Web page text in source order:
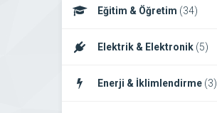
Eğitim & Öğretim (34)
Elektrik & Elektronik (5)
Enerji & İklimlendirme (3)